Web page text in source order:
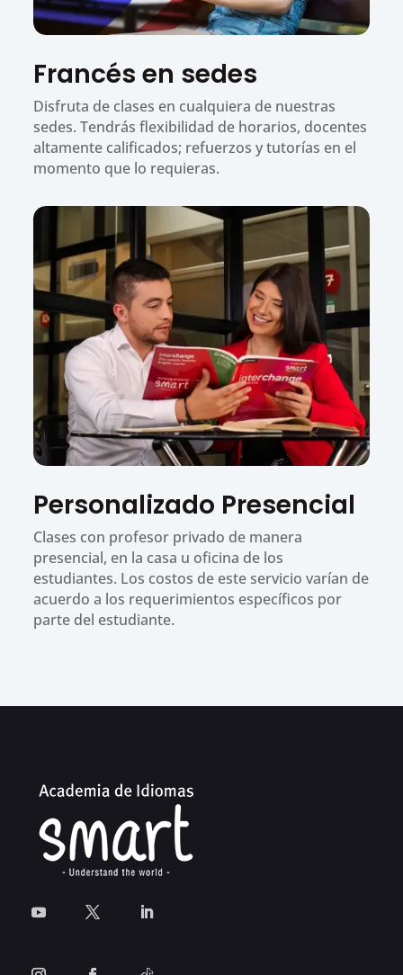
Francés en sedes
Disfruta de clases en cualquiera de nuestras
sedes. Tendrás flexibilidad de horarios, docentes
altamente calificados; refuerzos y tutorías en el
momento que lo requieras.
Personalizado Presencial
Clases con profesor privado de manera
presencial, en la casa u oficina de los
estudiantes. Los costos de este servicio varían de
acuerdo a los requerimientos específicos por
parte del estudiante.